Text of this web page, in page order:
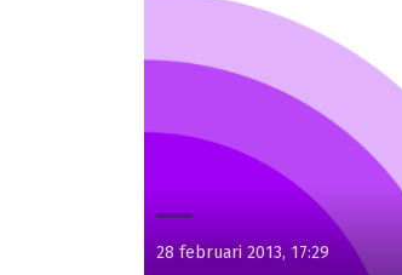
28 februari 2013, 17:29